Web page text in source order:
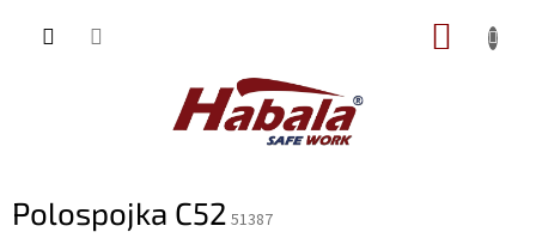
Polospojka C52 51387